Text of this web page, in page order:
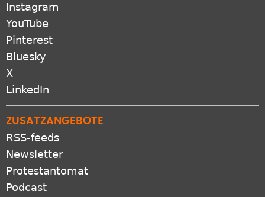
Instagram
YouTube
Pinterest
Bluesky
X
LinkedIn
ZUSATZANGEBOTE
RSS-feeds
Newsletter
Protestantomat
Podcast